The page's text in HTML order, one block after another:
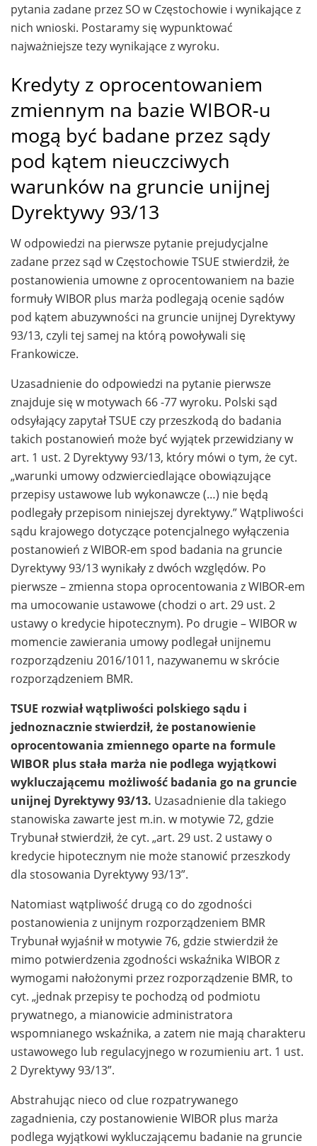
pytania zadane przez SO w Częstochowie i wynikające z
nich wnioski. Postaramy się wypunktować
najważniejsze tezy wynikające z wyroku.
Kredyty z oprocentowaniem
zmiennym na bazie WIBOR-u
mogą być badane przez sądy
pod kątem nieuczciwych
warunków na gruncie unijnej
Dyrektywy 93/13
W odpowiedzi na pierwsze pytanie prejudycjalne
zadane przez sąd w Częstochowie TSUE stwierdził, że
postanowienia umowne z oprocentowaniem na bazie
formuły WIBOR plus marża podlegają ocenie sądów
pod kątem abuzywności na gruncie unijnej Dyrektywy
93/13, czyli tej samej na którą powoływali się
Frankowicze.
Uzasadnienie do odpowiedzi na pytanie pierwsze
znajduje się w motywach 66 -77 wyroku. Polski sąd
odsyłający zapytał TSUE czy przeszkodą do badania
takich postanowień może być wyjątek przewidziany w
art. 1 ust. 2 Dyrektywy 93/13, który mówi o tym, że cyt.
„warunki umowy odzwierciedlające obowiązujące
przepisy ustawowe lub wykonawcze (…) nie będą
podlegały przepisom niniejszej dyrektywy.” Wątpliwości
sądu krajowego dotyczące potencjalnego wyłączenia
postanowień z WIBOR-em spod badania na gruncie
Dyrektywy 93/13 wynikały z dwóch względów. Po
pierwsze – zmienna stopa oprocentowania z WIBOR-em
ma umocowanie ustawowe (chodzi o art. 29 ust. 2
ustawy o kredycie hipotecznym). Po drugie – WIBOR w
momencie zawierania umowy podlegał unijnemu
rozporządzeniu 2016/1011, nazywanemu w skrócie
rozporządzeniem BMR.
TSUE rozwiał wątpliwości polskiego sądu i
jednoznacznie stwierdził, że postanowienie
oprocentowania zmiennego oparte na formule
WIBOR plus stała marża nie podlega wyjątkowi
wykluczającemu możliwość badania go na gruncie
unijnej Dyrektywy 93/13. Uzasadnienie dla takiego
stanowiska zawarte jest m.in. w motywie 72, gdzie
Trybunał stwierdził, że cyt. „art. 29 ust. 2 ustawy o
kredycie hipotecznym nie może stanowić przeszkody
dla stosowania Dyrektywy 93/13”.
Natomiast wątpliwość drugą co do zgodności
postanowienia z unijnym rozporządzeniem BMR
Trybunał wyjaśnił w motywie 76, gdzie stwierdził że
mimo potwierdzenia zgodności wskaźnika WIBOR z
wymogami nałożonymi przez rozporządzenie BMR, to
cyt. „jednak przepisy te pochodzą od podmiotu
prywatnego, a mianowicie administratora
wspomnianego wskaźnika, a zatem nie mają charakteru
ustawowego lub regulacyjnego w rozumieniu art. 1 ust.
2 Dyrektywy 93/13”.
Abstrahując nieco od clue rozpatrywanego
zagadnienia, czy postanowienie WIBOR plus marża
podlega wyjątkowi wykluczającemu badanie na gruncie